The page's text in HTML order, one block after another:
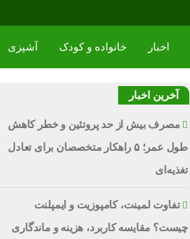
اخبار خانواده و کودک آشپزی
آخرین اخبار
مصرف بیش از حد پروتئین و خطر کاهش
طول عمر؛ ۵ راهکار متخصصان برای تعادل
تغذیه‌ای
تفاوت لمینت، کامپوزیت و ایمپلنت
چیست؟ مقایسه کاربرد، هزینه و ماندگاری